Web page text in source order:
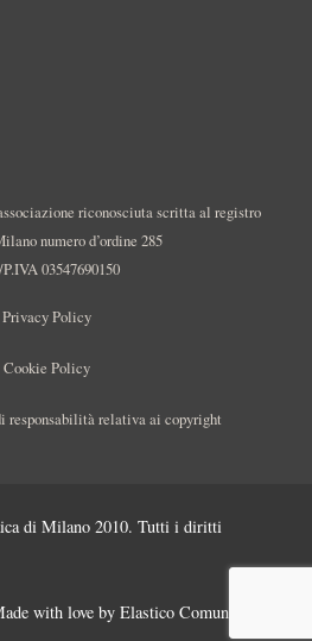
riconosciuta scritta al registro
numero d’ordine 285
03547690150
Privacy Policy
Cookie Policy
responsabilità relativa ai copyright
di Milano 2010. Tutti i diritti
with love by Elastico Comunicazione